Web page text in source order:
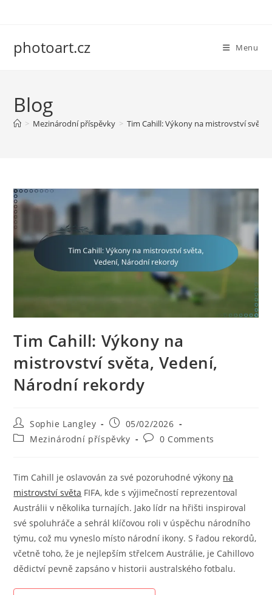
photoart.cz Menu
Blog
> Mezinárodní příspěvky > Tim Cahill: Výkony na mistrovství
Tim Cahill: Výkony na
mistrovství světa, Vedení,
Národní rekordy
Post
author:
Sophie Langley
Post
published:
05/02/2026
PostMezinárodní příspěvky
Post0 Comments
Tim Cahill je oslavován za své pozoruhodné výkony na
mistrovství světa FIFA, kde s výjimečností reprezentoval
Austrálii v několika turnajích. Jako lídr na hřišti inspiroval
své spoluhráče a sehrál klíčovou roli v úspěchu národního
týmu, což mu vyneslo místo národní ikony. S řadou rekordů,
včetně toho, že je nejlepším střelcem Austrálie, je Cahillovo
dědictví pevně zapsáno v historii australského fotbalu.